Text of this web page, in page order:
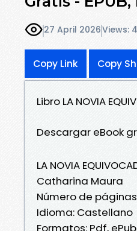
27 April 2026Views:
Copy Link Copy
Libro LA NOVIA
Descargar eBook
LA NOVIA
Catharina Maura
Número de
Idioma: Castellano
Formatos: Pdf, ePub,